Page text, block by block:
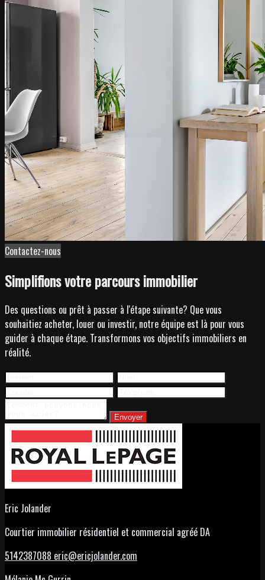
Contactez-nous
Simplifions votre parcours immobilier
Des questions ou prêt à passer à l'étape suivante? Que vous
souhaitiez acheter, louer ou investir, notre équipe est là pour vous
guider à chaque étape. Transformons vos objectifs immobiliers en
réalité.
Envoyer
Eric Jolander
Courtier immobilier résidentiel et commercial agréé DA
5142387088 eric@ericjolander.com